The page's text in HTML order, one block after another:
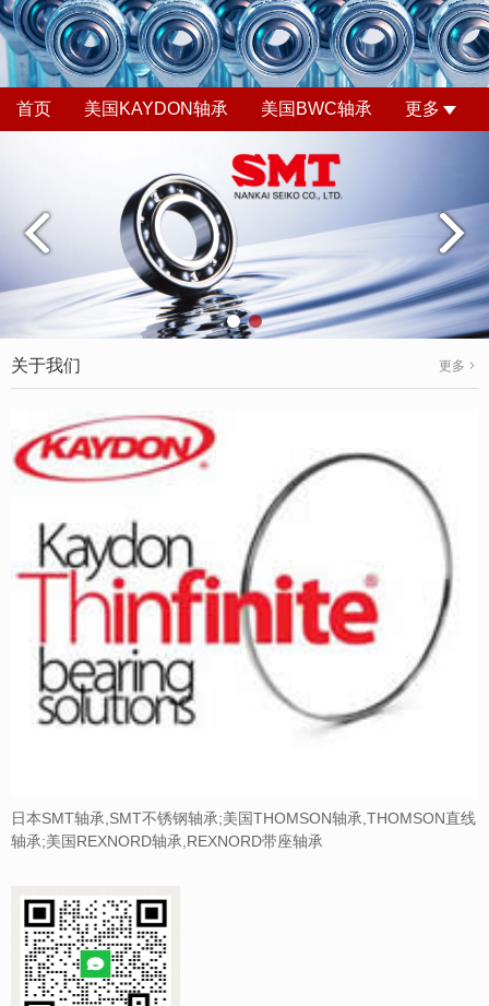
首页 美国KAYDON轴承 美国BWC轴承 更多
关于我们 更多
日本SMT轴承,SMT不锈钢轴承;美国THOMSON轴承,THOMSON直线
轴承;美国REXNORD轴承,REXNORD带座轴承